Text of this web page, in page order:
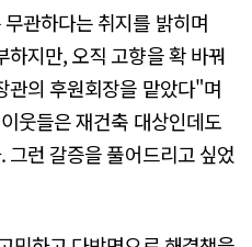
관하다는 취지를 밝히며
지만, 오직 고향을 확 바꿔
관의 후원회장을 맡았다"며
웃들은 재건축 대상인데도
그런 갈증을 풀어드리고 싶었